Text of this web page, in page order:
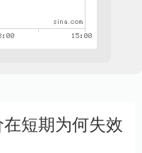
短期为何失效